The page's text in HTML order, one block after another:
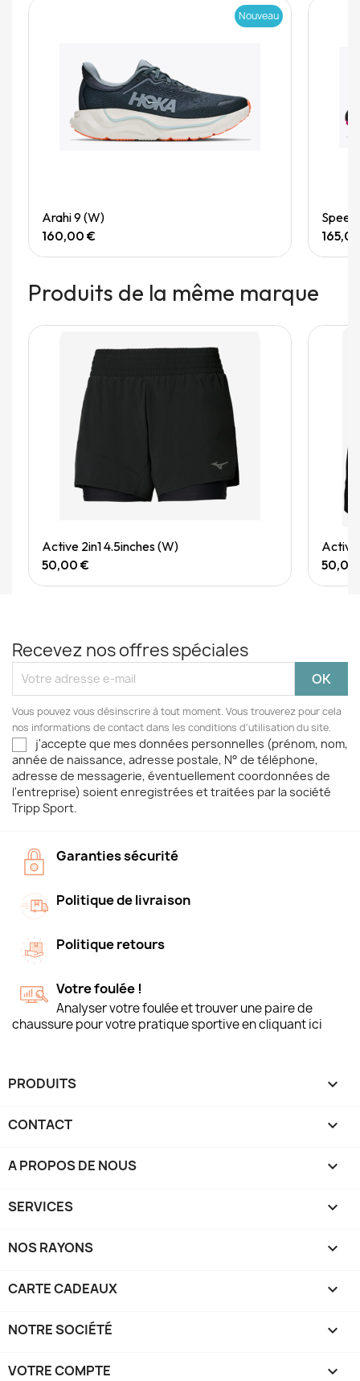
Nouveau
Arahi 9 (W)
160,00 €
Produits de la même marque
Quick View
Active 2in1 4.5inches (W)
50,00 €
Active
50,00
Recevez nos offres spéciales
Vous pouvez vous désinscrire à tout moment. Vous trouverez pour cela
nos informations de contact dans les conditions d'utilisation du site.
j'accepte que mes données personnelles (prénom, nom,
année de naissance, adresse postale, N° de téléphone,
adresse de messagerie, éventuellement coordonnées de
l'entreprise) soient enregistrées et traitées par la société
Tripp Sport.
Garanties sécurité
Politique de livraison
Politique retours
Votre foulée !
Analyser votre foulée et trouver une paire de
chaussure pour votre pratique sportive en cliquant ici
PRODUITS 
CONTACT 
A PROPOS DE NOUS 
SERVICES 
NOS RAYONS 
CARTE CADEAUX 
NOTRE SOCIÉTÉ 
VOTRE COMPTE 